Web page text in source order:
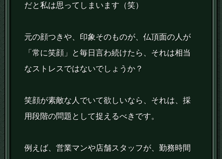
だと私は思ってしまいます（笑）
元の顔つきや、印象そのものが、仏頂面の人が
「常に笑顔」と毎日言わ続けたら、それは相当
なストレスではないでしょうか？
笑顔が素敵な人でいて欲しいなら、それは、採
用段階の問題として捉えるべきです。
例えば、営業マンや店舗スタッフが、勤務時間